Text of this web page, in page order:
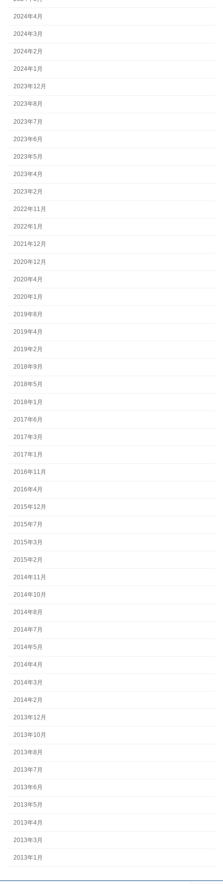
2024年4月
2024年3月
2024年2月
2024年1月
2023年12月
2023年8月
2023年7月
2023年6月
2023年5月
2023年4月
2023年2月
2022年11月
2022年1月
2021年12月
2020年12月
2020年4月
2020年1月
2019年8月
2019年4月
2019年2月
2018年9月
2018年5月
2018年1月
2017年6月
2017年3月
2017年1月
2016年11月
2016年4月
2015年12月
2015年7月
2015年3月
2015年2月
2014年11月
2014年10月
2014年8月
2014年7月
2014年5月
2014年4月
2014年3月
2014年2月
2013年12月
2013年10月
2013年8月
2013年7月
2013年6月
2013年5月
2013年4月
2013年3月
2013年1月